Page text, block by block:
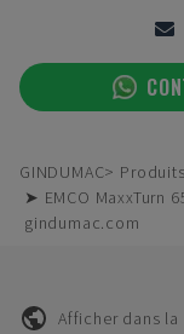
GINDUMAC Produits
➤ EMCO MaxxTurn
gindumac.com
Afficher dans